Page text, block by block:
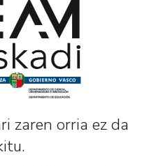
zaren orria ez da